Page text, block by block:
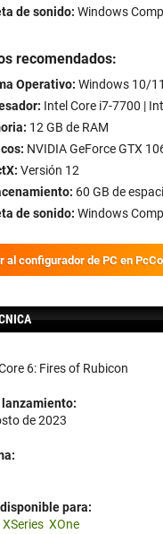
de sonido: Windows
recomendados:
Operativo: Windows 10/
Intel Core i7-7700 |
12 GB de RAM
NVIDIA GeForce GTX
Versión 12
60 GB de
de sonido: Windows
al configurador de PC en
6: Fires of Rubicon
lanzamiento:
de 2023
para:
XSeries XOne